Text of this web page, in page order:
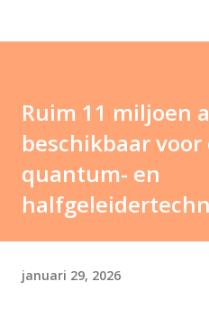
Ruim 11 miljoen
beschikbaar
quantum- en
januari 29, 2026